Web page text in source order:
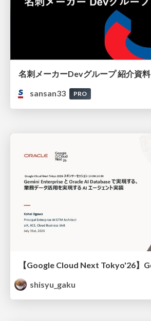
名刺メーカーDevグループ 紹介資料
sansan33
PRO
shisyu_gaku